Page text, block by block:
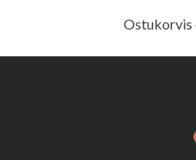
Ostukorvis